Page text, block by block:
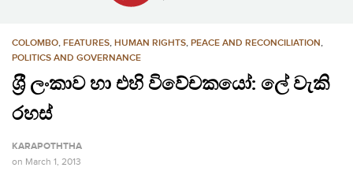
COLOMBO, FEATURES, HUMAN RIGHTS, PEACE AND RECONCILIATION,
POLITICS AND GOVERNANCE
ශ‍්‍රී ලංකාව හා එහි විවේචකයෝ: ලේ වැකි
රහස්
KARAPOTHTHA
on March 1, 2013